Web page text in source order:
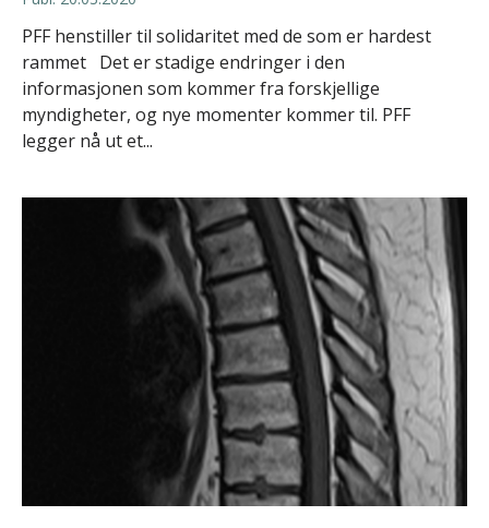
PFF henstiller til solidaritet med de som er hardest
rammet Det er stadige endringer i den
informasjonen som kommer fra forskjellige
myndigheter, og nye momenter kommer til. PFF
legger nå ut et...